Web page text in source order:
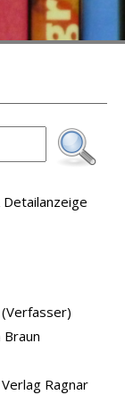
Detailanzeige
Verfasser
Braun
Ragnar